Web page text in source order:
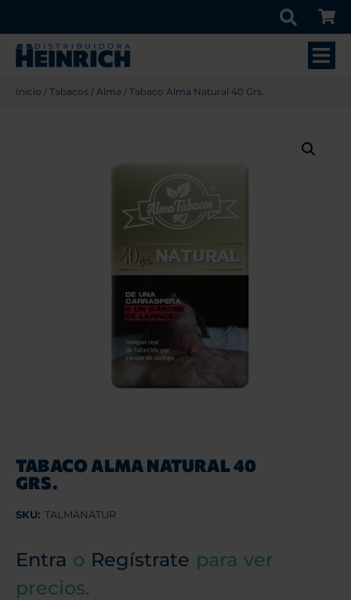
Inicio / Tabacos / Alma / Tabaco Alma Natural 40 Grs.
TABACO ALMA NATURAL 40
GRS.
SKU: TALMANATUR
Entra o Regístrate para ver
precios.